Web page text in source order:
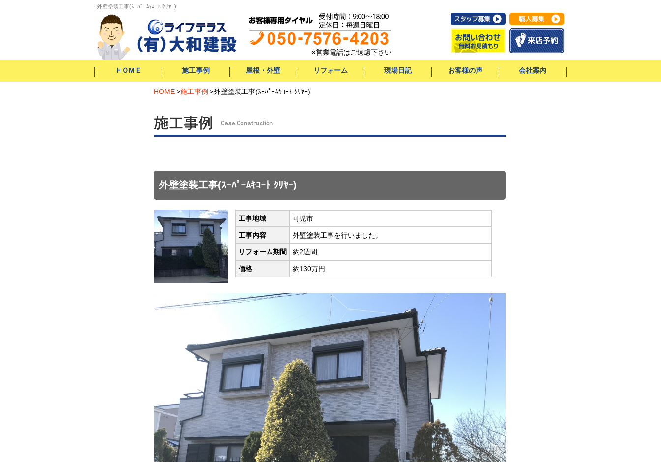
外壁塗装工事(ｽｰﾊﾟｰﾑｷｺｰﾄ ｸﾘﾔｰ)
※営業電話はご遠慮下さい
ＨＯМＥ 施工事例
キッチン
お風呂
トイレ
洗面
給湯器
内装
外壁
屋根
防水工事
シロアリ
外構・
エクステリア
自然素材
増改築・
大型リフォーム
小工事
屋根・外壁
屋根
外壁
サイディング
リフォーム
水まわりリフォーム
キッチン
お風呂
洗面
トイレ
エクステリア
小工事
現場日記 お客様の声 会社案内
HOME >施工事例 >外壁塗装工事(ｽｰﾊﾟｰﾑｷｺｰﾄ ｸﾘﾔｰ)
外壁塗装工事(ｽｰﾊﾟｰﾑｷｺｰﾄ ｸﾘﾔｰ)
工事地域 可児市
工事内容 外壁塗装工事を行いました。
リフォーム期間 約2週間
価格 約130万円